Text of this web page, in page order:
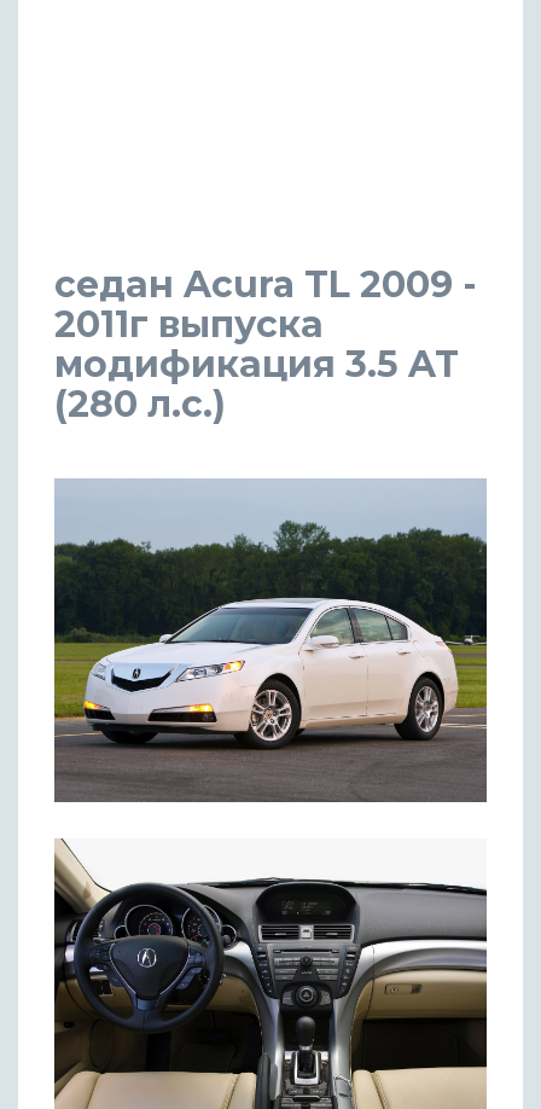
седан Acura TL 2009 -
2011г выпуска
модификация 3.5 AT
(280 л.с.)